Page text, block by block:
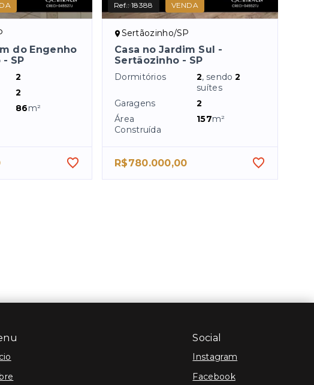
do Engenho
SP
2
2
86m²
Ref.:18388 VENDA
Sertãozinho/SP
Casa no Jardim Sul -
Sertãozinho - SP
Dormitórios 2, sendo2
suítes
Garagens
2
Área
Construída
157m²
R$780.000,00
Social
Instagram
Facebook